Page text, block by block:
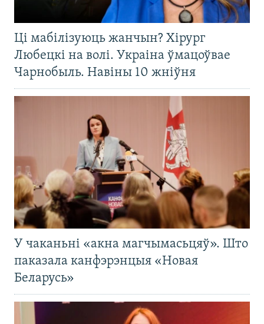
Ці мабілізуюць жанчын? Хірург
Любецкі на волі. Украіна ўмацоўвае
Чарнобыль. Навіны 10 жніўня
У чаканьні «акна магчымасьцяў». Што
паказала канфэрэнцыя «Новая
Беларусь»